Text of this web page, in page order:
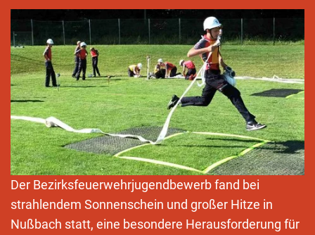
Der Bezirksfeuerwehrjugendbewerb fand bei
strahlendem Sonnenschein und großer Hitze in
Nußbach statt, eine besondere Herausforderung für